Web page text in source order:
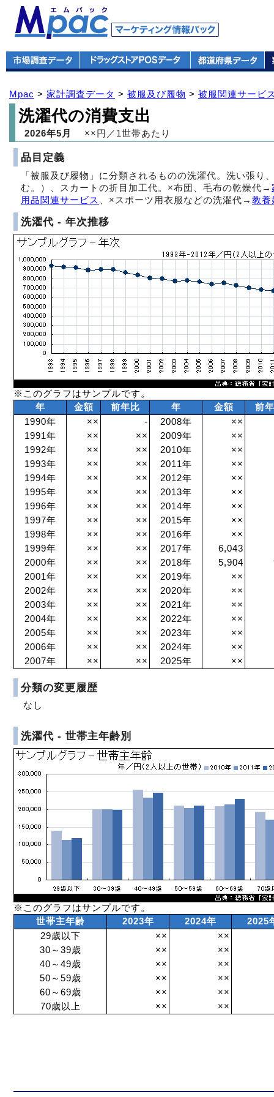
Mpac > 家計調査データ > 被服及び履物 > 被服関連サービ
洗濯代の消費支出
2026年5月 ××円／1世帯あたり
品目定義
「被服及び履物」に分類されるものの洗濯代。洗い張
む。）、スカートの折目加工代。×布団、毛布の乾燥代→
用品関連サービス
、×スポーツ用衣服などの洗濯代→ 教養
洗濯代 - 年次推移
※このグラフはサンプルです。
年
金額 前年比 年 金額
前
1990年
×× - 2008年
××
1991年
×× ×× 2009年
××
1992年
×× ×× 2010年
××
1993年
×× ×× 2011年
××
1994年
×× ×× 2012年
××
1995年
×× ×× 2013年
××
1996年
×× ×× 2014年
××
1997年
×× ×× 2015年
××
1998年
×× ×× 2016年
××
1999年
×× ×× 2017年
6,043
2000年
×× ×× 2018年 5,904
2001年
×× ×× 2019年
××
2002年
×× ×× 2020年
××
2003年
×× ×× 2021年
××
2004年
×× ×× 2022年
××
2005年
×× ×× 2023年
××
2006年
×× ×× 2024年
××
2007年
×× ×× 2025年 ××
分類の変更履歴
なし
洗濯代 - 世帯主年齢別
※このグラフはサンプルです。
世帯主年齢
2023年 2024年
2025
29歳以下
××
××
30～39歳
××
××
40～49歳
××
××
50～59歳
××
××
60～69歳
××
××
70歳以上
×× ××